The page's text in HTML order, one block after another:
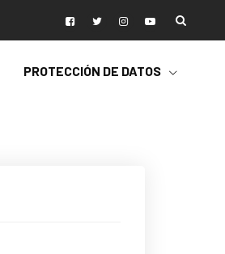
PROTECCIÓN DE DATOS